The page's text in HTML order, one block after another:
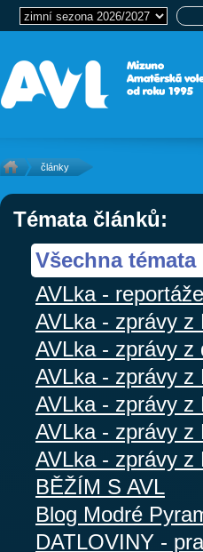
články
Témata článků:
Všechna témata
AVLka -
AVLka - zprávy z
AVLka - zprávy z
AVLka - zprávy z
AVLka - zprávy z
AVLka - zprávy z
AVLka - zprávy z
BĚŽÍM S AVL
Blog Modré
DATLOVINY -